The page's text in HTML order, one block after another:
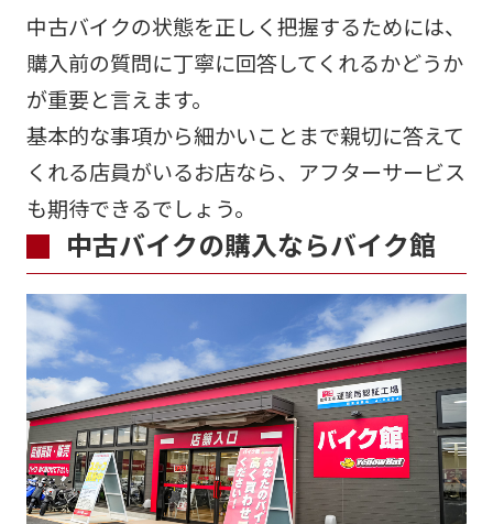
中古バイクの状態を正しく把握するためには、
購入前の質問に丁寧に回答してくれるかどうか
が重要と言えます。
基本的な事項から細かいことまで親切に答えて
くれる店員がいるお店なら、アフターサービス
も期待できるでしょう。
中古バイクの購入ならバイク館